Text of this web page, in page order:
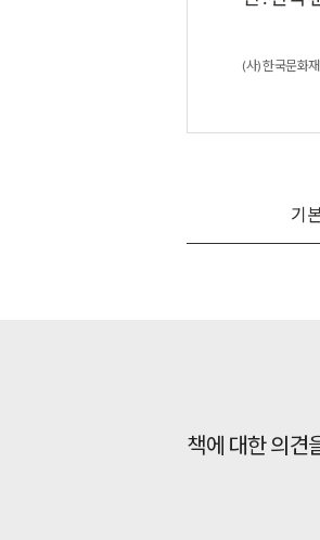
(사) 한국문화
기
책에 대한 의견